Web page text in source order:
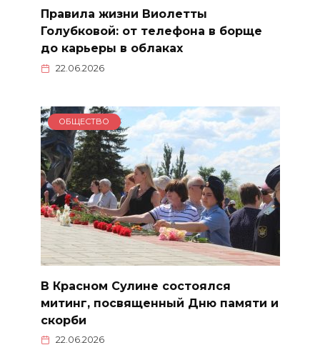
Правила жизни Виолетты
Голубковой: от телефона в борще
до карьеры в облаках
22.06.2026
ОБЩЕСТВО
В Красном Сулине состоялся
митинг, посвященный Дню памяти и
скорби
22.06.2026